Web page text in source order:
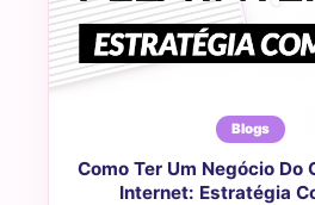
Blogs
Como Ter Um Negócio Do
Internet: Estratégia